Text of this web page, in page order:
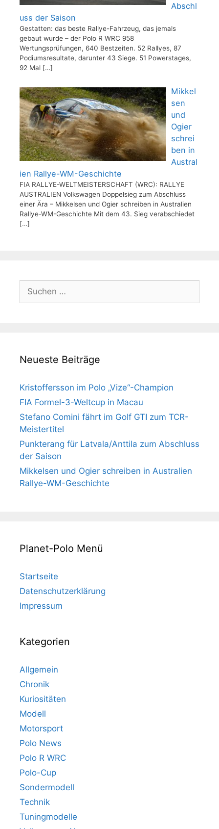
Abschl
uss der Saison
Gestatten: das beste Rallye-Fahrzeug, das jemals
gebaut wurde – der Polo R WRC 958
Wertungsprüfungen, 640 Bestzeiten. 52 Rallyes, 87
Podiumsresultate, darunter 43 Siege. 51 Powerstages,
92 Mal […]
Mikkel
sen
und
Ogier
schrei
ben in
Austral
ien Rallye-WM-Geschichte
FIA RALLYE-WELTMEISTERSCHAFT (WRC): RALLYE
AUSTRALIEN Volkswagen Doppelsieg zum Abschluss
einer Ära – Mikkelsen und Ogier schreiben in Australien
Rallye-WM-Geschichte Mit dem 43. Sieg verabschiedet
[…]
nach:
Neueste Beiträge
Kristoffersson im Polo „Vize“-Champion
FIA Formel-3-Weltcup in Macau
Stefano Comini fährt im Golf GTI zum TCR-
Meistertitel
Punkterang für Latvala/Anttila zum Abschluss
der Saison
Mikkelsen und Ogier schreiben in Australien
Rallye-WM-Geschichte
Planet-Polo Menü
Startseite
Datenschutzerklärung
Impressum
Kategorien
Allgemein
Chronik
Kuriositäten
Modell
Motorsport
Polo News
Polo R WRC
Polo-Cup
Sondermodell
Technik
Tuningmodelle